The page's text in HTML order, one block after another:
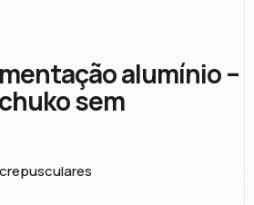
alumínio –
sem